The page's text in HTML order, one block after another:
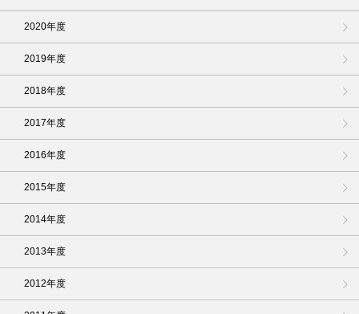
2020年度
2019年度
2018年度
2017年度
2016年度
2015年度
2014年度
2013年度
2012年度